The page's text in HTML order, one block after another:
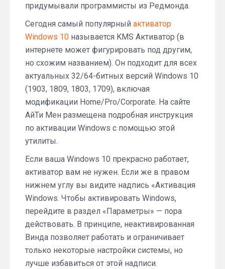
придумывали программисты из Редмонда.
Сегодня самый популярный активатор
Windows 10 называется KMS Активатор (в
интернете может фигурировать под другим,
но схожим названием). Он подходит для всех
актуальных 32/64-битных версий Windows 10
(1903, 1809, 1803, 1709), включая
модификации Home/Pro/Corporate. На сайте
АйТи Мен размещена подробная инструкция
по активации Windows с помощью этой
утилиты.
Если ваша Windows 10 прекрасно работает,
активатор вам не нужен. Если же в правом
нижнем углу вы видите надпись «Активация
Windows. Чтобы активировать Windows,
перейдите в раздел «Параметры» — пора
действовать. В принципе, неактивированная
Винда позволяет работать и ограничивает
только некоторые настройки системы, но
лучше избавиться от этой надписи.